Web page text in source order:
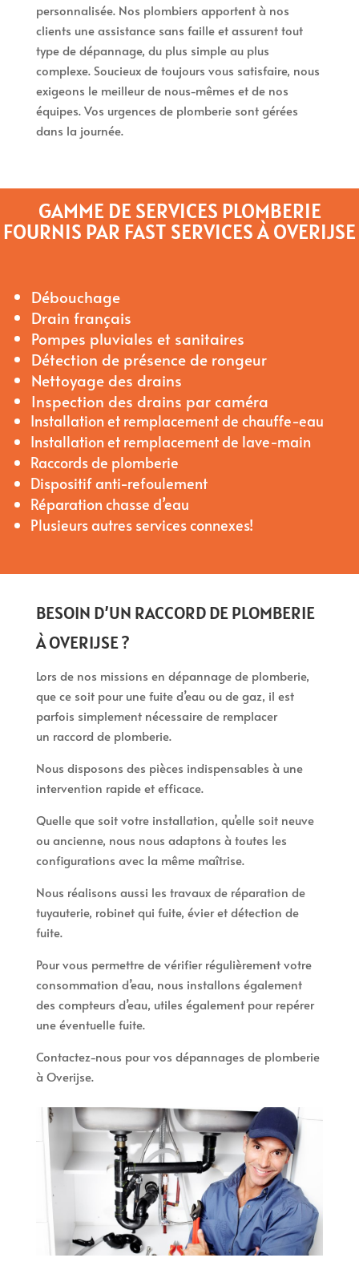
personnalisée. Nos plombiers apportent à nos
clients une assistance sans faille et assurent tout
type de dépannage, du plus simple au plus
complexe. Soucieux de toujours vous satisfaire, nous
exigeons le meilleur de nous-mêmes et de nos
équipes. Vos urgences de plomberie sont gérées
dans la journée.
GAMME DE SERVICES PLOMBERIE
FOURNIS PAR FAST SERVICES À OVERIJSE
Débouchage
Drain français
Pompes pluviales et sanitaires
Détection de présence de rongeur
Nettoyage des drains
Inspection des drains par caméra
Installation et remplacement de chauffe-eau
Installation et remplacement de lave-main
Raccords de plomberie
Dispositif anti-refoulement
Réparation chasse d’eau
Plusieurs autres services connexes!
BESOIN D’UN RACCORD DE PLOMBERIE
À OVERIJSE ?
Lors de nos missions en dépannage de plomberie,
que ce soit pour une fuite d’eau ou de gaz, il est
parfois simplement nécessaire de remplacer
un raccord de plomberie.
Nous disposons des pièces indispensables à une
intervention rapide et efficace.
Quelle que soit votre installation, qu’elle soit neuve
ou ancienne, nous nous adaptons à toutes les
configurations avec la même maîtrise.
Nous réalisons aussi les travaux de réparation de
tuyauterie, robinet qui fuite, évier et détection de
fuite.
Pour vous permettre de vérifier régulièrement votre
consommation d’eau, nous installons également
des compteurs d’eau, utiles également pour repérer
une éventuelle fuite.
Contactez-nous pour vos dépannages de plomberie
à Overijse.